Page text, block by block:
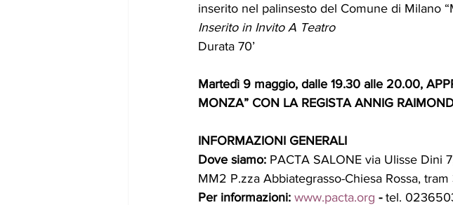
inserito nel palinsesto del Comune di Milano
Inserito in Invito A Teatro
Durata 70’
Martedì 9 maggio, dalle 19.30 alle 20.00,
MONZA” CON LA REGISTA ANNIG
INFORMAZIONI GENERALI
Dove siamo: PACTA SALONE via Ulisse Dini
MM2 P.zza Abbiategrasso-Chiesa Rossa,
Per informazioni: www.pacta.org - tel.